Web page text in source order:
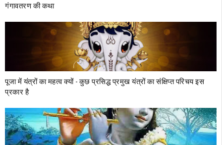
गंगावतरण की कथा
पूजा में यंत्रों का महत्व क्‍यों - कुछ प्रसिद्ध प्रमुख यंत्रों का संक्षिप्त परिचय इस
प्रकार है